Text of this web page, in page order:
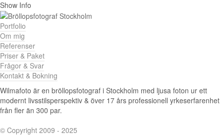
Show Info
Portfolio
Om mig
Referenser
Priser & Paket
Frågor & Svar
Kontakt & Bokning
Wilmafoto är en bröllopsfotograf i Stockholm med ljusa foton ur ett
modernt livsstilsperspektiv & över 17 års professionell yrkeserfarenhet
från fler än 300 par.
© Copyright 2009 - 2025